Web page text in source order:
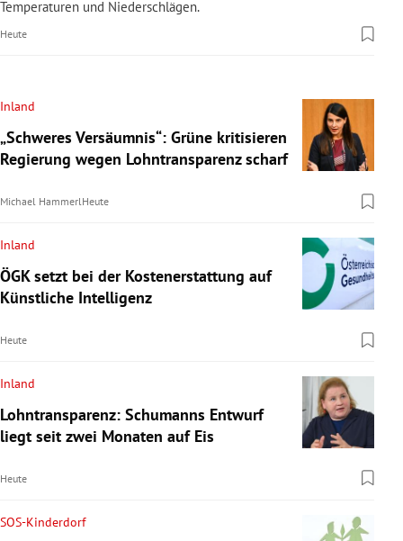
Temperaturen und Niederschlägen.
Heute
Inland
„Schweres Versäumnis“: Grüne kritisieren
Regierung wegen Lohntransparenz scharf
Michael HammerlHeute
Inland
ÖGK setzt bei der Kostenerstattung auf
Künstliche Intelligenz
Heute
Inland
Lohntransparenz: Schumanns Entwurf
liegt seit zwei Monaten auf Eis
Heute
SOS-Kinderdorf